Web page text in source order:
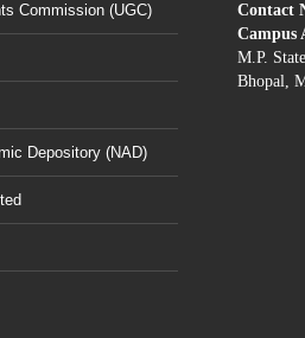
Commission (UGC)
Depository (NAD)
Contact
Campus
M.P.
Bhopal,